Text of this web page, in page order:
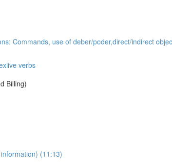
Commands, use of deber/poder,direct/indirect
verbs
Billing)
(11:13)